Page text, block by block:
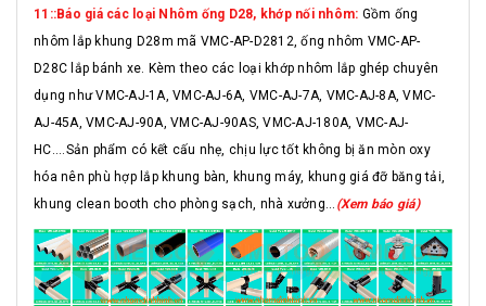
11::Báo giá các loại Nhôm ống D28, khớp nối nhôm: Gồm ống
nhôm lắp khung D28m mã VMC-AP-D2812, ống nhôm VMC-AP-
D28C lắp bánh xe. Kèm theo các loại khớp nhôm lắp ghép chuyên
dụng như VMC-AJ-1A, VMC-AJ-6A, VMC-AJ-7A, VMC-AJ-8A, VMC-
AJ-45A, VMC-AJ-90A, VMC-AJ-90AS, VMC-AJ-180A, VMC-AJ-
HC....Sản phẩm có kết cấu nhẹ, chịu lực tốt không bị ăn mòn oxy
hóa nên phù hợp lắp khung bàn, khung máy, khung giá đỡ băng tải,
khung clean booth cho phòng sạch, nhà xưởng... (Xem báo giá)